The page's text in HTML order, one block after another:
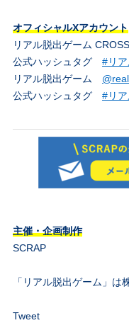
オフィシャルXアカウント
リアル脱出ゲーム
公式ハッシュタグ #リ
リアル脱出ゲーム
公式ハッシュタグ #リ
主催・企画制作
SCRAP
「リアル脱出ゲーム」は
Tweet